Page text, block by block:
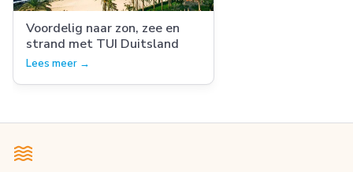
Voordelig naar zon, zee en
strand met TUI Duitsland
Lees meer →